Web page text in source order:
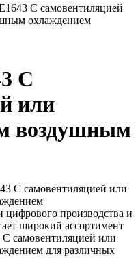
С самовентиляцией
охлаждением
С
или
воздушным
цифрового производства и
широкий ассортимент
самовентиляцией или
для различных